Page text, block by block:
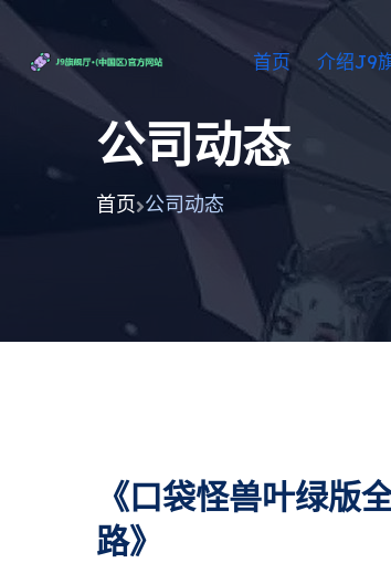
首页 介绍J9
公司动态
首页 公司动态
《口袋怪兽叶绿版
路》